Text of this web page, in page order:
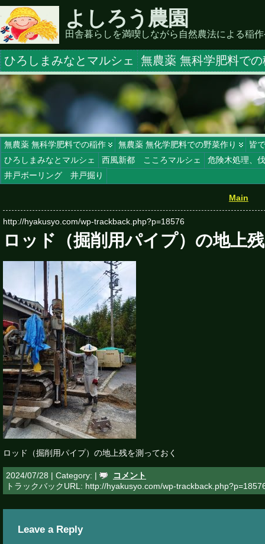
よしろう農園
田舎暮らしを満喫しながら自然農法による稲
ひろしまみなとマルシェ 無農薬 無科学肥料で
無農薬 無科学肥料での稲作 無農薬 無化学肥料での野菜作り
皆
ひろしまみなとマルシェ
西風新都 こころマルシェ
危険木処理、
井戸ボーリング 井戸掘り
Main
http://hyakusyo.com/wp-trackback.php?p=18576
ロッド（掘削用パイプ）の地上
ロッド（掘削用パイプ）の地上残を測っておく
2024/07/28 | Category: |
コメント
トラックバックURL: http://hyakusyo.com/wp-
Leave a Reply